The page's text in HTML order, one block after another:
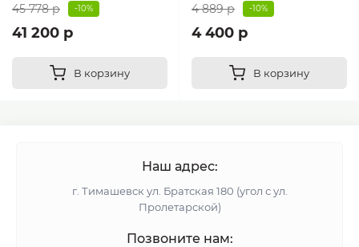
45 778 р -10%
41 200 р
В корзину
4 889 р -10%
4 400 р
В корзину
Наш адрес:
г. Тимашевск ул. Братская 180 (угол с ул.
Пролетарской)
Позвоните нам: